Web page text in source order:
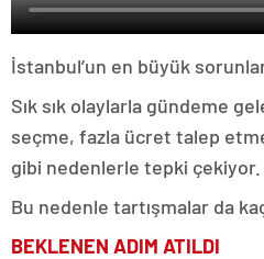
İstanbul’un en büyük
Sık sık olaylarla gündeme
seçme, fazla ücret talep
gibi nedenlerle tepki çekiyor.
Bu nedenle tartışmalar da
BEKLENEN ADIM ATILDI